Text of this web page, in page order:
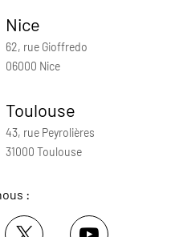
Nice
62, rue Gioffredo
06000 Nice
Toulouse
43, rue Peyrolières
31000 Toulouse
: